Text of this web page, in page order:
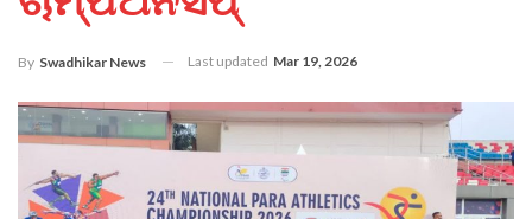
By Swadhikar News Last updated Mar 19, 2026